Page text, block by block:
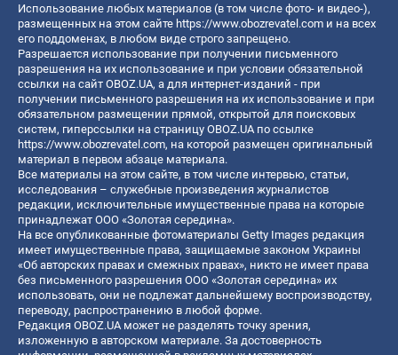
Использование любых материалов (в том числе фото- и видео-),
размещенных на этом сайте https://www.obozrevatel.com и на всех
его поддоменах, в любом виде строго запрещено.
Разрешается использование при получении письменного
разрешения на их использование и при условии обязательной
ссылки на сайт OBOZ.UA, а для интернет-изданий - при
получении письменного разрешения на их использование и при
обязательном размещении прямой, открытой для поисковых
систем, гиперссылки на страницу OBOZ.UA по ссылке
https://www.obozrevatel.com, на которой размещен оригинальный
материал в первом абзаце материала.
Все материалы на этом сайте, в том числе интервью, статьи,
исследования – служебные произведения журналистов
редакции, исключительные имущественные права на которые
принадлежат ООО «Золотая середина».
На все опубликованные фотоматериалы Getty Images редакция
имеет имущественные права, защищаемые законом Украины
«Об авторских правах и смежных правах», никто не имеет права
без письменного разрешения ООО «Золотая середина» их
использовать, они не подлежат дальнейшему воспроизводству,
переводу, распространению в любой форме.
Редакция OBOZ.UA может не разделять точку зрения,
изложенную в авторском материале. За достоверность